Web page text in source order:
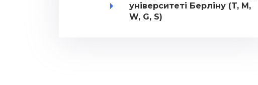
університеті Берліну (T, M,
W, G, S)